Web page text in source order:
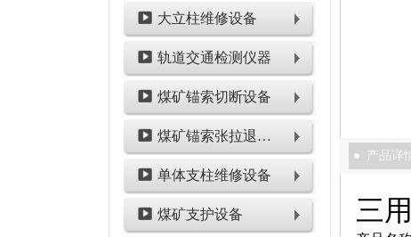
大立柱维修设备
轨道交通检测仪器
煤矿锚索切断设备
煤矿锚索张拉退锚设备
单体支柱维修设备
煤矿支护设备
产品详
三